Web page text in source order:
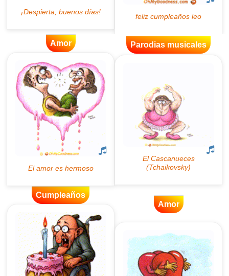
Amor Parodias musicales
Cumpleaños
Amor